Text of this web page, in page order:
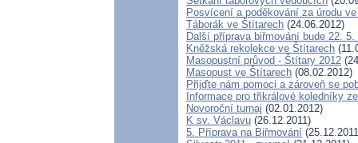
Posvícení a poděkování za úrodu
Táborák ve Štítarech (24.06.2012)
Další příprava biřmování bude 22.
Kněžská rekolekce ve Štítarech
Masopustní průvod - Štítary 2012
Masopust ve Štítarech (08.02.2012)
Přijďte nám pomoci a zároveň se
Informace pro třikrálové koledníky
Novoroční turnaj (02.01.2012)
K sv. Václavu (26.12.2011)
5. Příprava na Biřmování